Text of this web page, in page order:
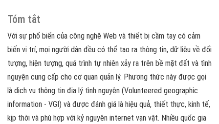
Tóm tắt
Với sự phổ biến của công nghệ Web và thiết bị cầm tay có cảm
biến vị trí, mọi người dân đều có thể tạo ra thông tin, dữ liệu về đối
tượng, hiện tượng, quá trình tự nhiên xảy ra trên bề mặt đất và tình
nguyện cung cấp cho cơ quan quản lý. Phương thức này được gọi
là dịch vụ thông tin địa lý tình nguyện (Volunteered geographic
information - VGI) và được đánh giá là hiệu quả, thiết thực, kinh tế,
kịp thời và phù hợp với kỷ nguyên internet vạn vật. Nhiều quốc gia